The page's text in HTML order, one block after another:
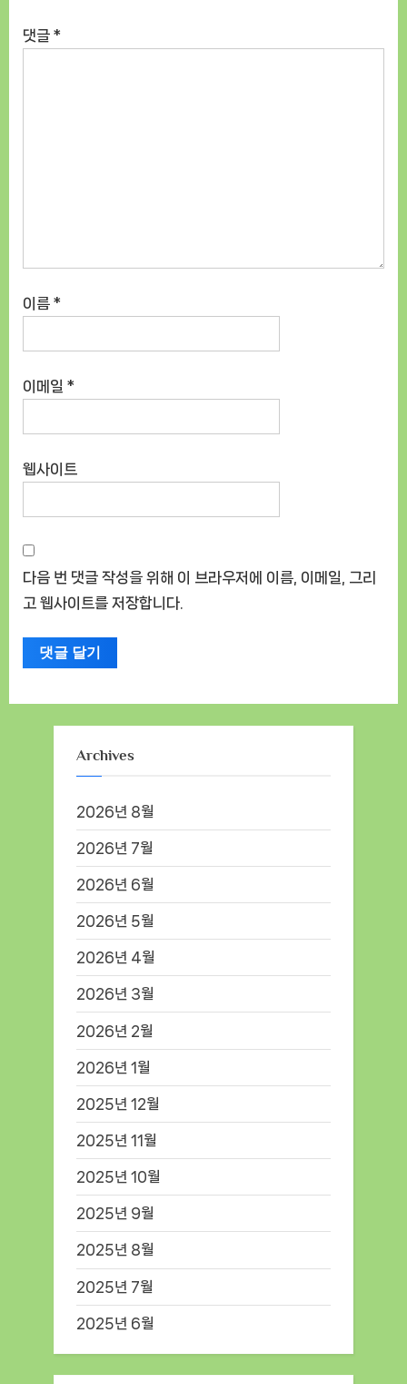
댓글 *
이름 *
이메일 *
웹사이트
다음 번 댓글 작성을 위해 이 브라우저에 이름, 이메일, 그리
고 웹사이트를 저장합니다.
Archives
2026년 8월
2026년 7월
2026년 6월
2026년 5월
2026년 4월
2026년 3월
2026년 2월
2026년 1월
2025년 12월
2025년 11월
2025년 10월
2025년 9월
2025년 8월
2025년 7월
2025년 6월